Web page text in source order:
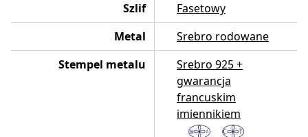
Szlif
Fasetowy
Metal
Srebro rodowane
Stempel metalu
Srebro 925 +
gwarancja
francuskim
imiennikiem